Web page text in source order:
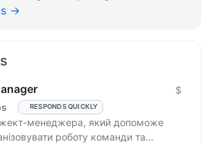
→
RESPONDS QUICKLY
$
менеджера, який допоможе
роботу команди та